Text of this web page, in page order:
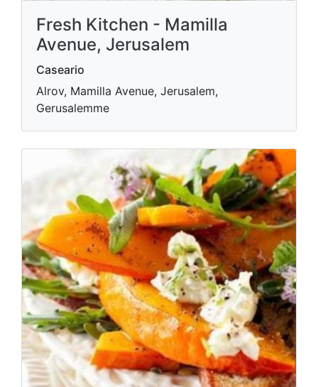
Fresh Kitchen - Mamilla
Avenue, Jerusalem
Caseario
Alrov, Mamilla Avenue, Jerusalem,
Gerusalemme